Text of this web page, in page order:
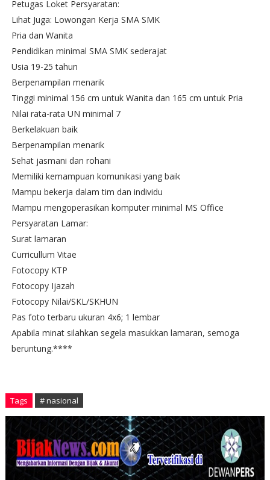
Petugas Loket Persyaratan:
Lihat Juga: Lowongan Kerja SMA SMK
Pria dan Wanita
Pendidikan minimal SMA SMK sederajat
Usia 19-25 tahun
Berpenampilan menarik
Tinggi minimal 156 cm untuk Wanita dan 165 cm untuk Pria
Nilai rata-rata UN minimal 7
Berkelakuan baik
Berpenampilan menarik
Sehat jasmani dan rohani
Memiliki kemampuan komunikasi yang baik
Mampu bekerja dalam tim dan individu
Mampu mengoperasikan komputer minimal MS Office
Persyaratan Lamar:
Surat lamaran
Curricullum Vitae
Fotocopy KTP
Fotocopy Ijazah
Fotocopy Nilai/SKL/SKHUN
Pas foto terbaru ukuran 4x6; 1 lembar
Apabila minat silahkan segela masukkan lamaran, semoga
beruntung.****
Tags # nasional